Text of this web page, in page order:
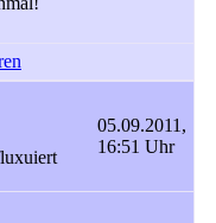
05.09.2011,
16:51 Uhr